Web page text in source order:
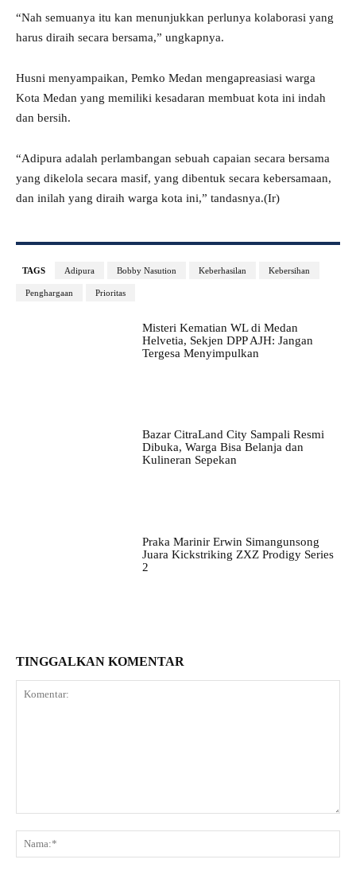
“Nah semuanya itu kan menunjukkan perlunya kolaborasi yang
harus diraih secara bersama,” ungkapnya.
Husni menyampaikan, Pemko Medan mengapreasiasi warga
Kota Medan yang memiliki kesadaran membuat kota ini indah
dan bersih.
“Adipura adalah perlambangan sebuah capaian secara bersama
yang dikelola secara masif, yang dibentuk secara kebersamaan,
dan inilah yang diraih warga kota ini,” tandasnya.(Ir)
TAGS Adipura Bobby Nasution Keberhasilan Kebersihan
Penghargaan Prioritas
Misteri Kematian WL di Medan
Helvetia, Sekjen DPP AJH: Jangan
Tergesa Menyimpulkan
Bazar CitraLand City Sampali Resmi
Dibuka, Warga Bisa Belanja dan
Kulineran Sepekan
Praka Marinir Erwin Simangunsong
Juara Kickstriking ZXZ Prodigy Series
2
TINGGALKAN KOMENTAR